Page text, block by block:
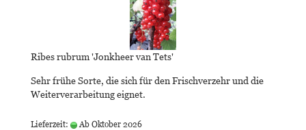
Ribes rubrum 'Jonkheer van Tets'
Sehr frühe Sorte, die sich für den Frischverzehr und die
Weiterverarbeitung eignet.
Lieferzeit:
Ab Oktober 2026